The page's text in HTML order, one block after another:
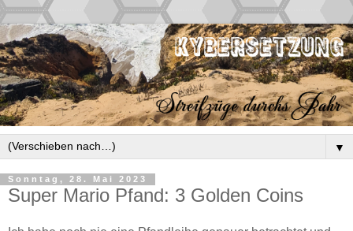
▼
Sonntag, 28. Mai 2023
Super Mario Pfand: 3 Golden Coins